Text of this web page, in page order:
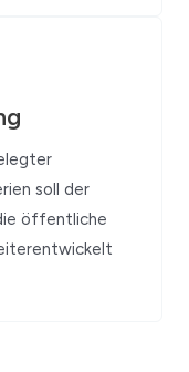
soll der
öffentliche